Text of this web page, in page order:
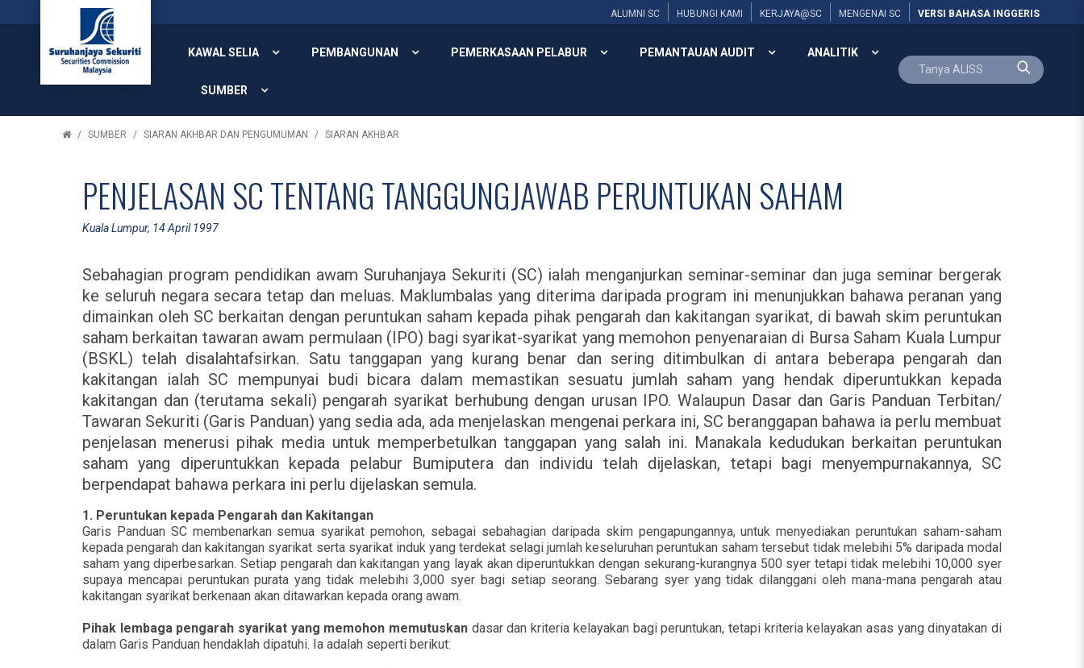
ALUMNI SC HUBUNGI KAMI KERJAYA@SC MENGENAI SC VERSI BAHASA INGGERIS
KAWAL SELIA PEMBANGUNAN PEMERKASAAN PELABUR PEMANTAUAN AUDIT ANALITIK
SUMBER
SUMBER SIARAN AKHBAR DAN PENGUMUMAN SIARAN AKHBAR
PENJELASAN SC TENTANG TANGGUNGJAWAB PERUNTUKAN SAHAM
Kuala Lumpur, 14 April 1997
Sebahagian program pendidikan awam Suruhanjaya Sekuriti (SC) ialah menganjurkan seminar-seminar dan juga seminar bergerak
ke seluruh negara secara tetap dan meluas. Maklumbalas yang diterima daripada program ini menunjukkan bahawa peranan yang
dimainkan oleh SC berkaitan dengan peruntukan saham kepada pihak pengarah dan kakitangan syarikat, di bawah skim peruntukan
saham berkaitan tawaran awam permulaan (IPO) bagi syarikat-syarikat yang memohon penyenaraian di Bursa Saham Kuala Lumpur
(BSKL) telah disalahtafsirkan. Satu tanggapan yang kurang benar dan sering ditimbulkan di antara beberapa pengarah dan
kakitangan ialah SC mempunyai budi bicara dalam memastikan sesuatu jumlah saham yang hendak diperuntukkan kepada
kakitangan dan (terutama sekali) pengarah syarikat berhubung dengan urusan IPO. Walaupun Dasar dan Garis Panduan Terbitan/
Tawaran Sekuriti (Garis Panduan) yang sedia ada, ada menjelaskan mengenai perkara ini, SC beranggapan bahawa ia perlu membuat
penjelasan menerusi pihak media untuk memperbetulkan tanggapan yang salah ini. Manakala kedudukan berkaitan peruntukan
saham yang diperuntukkan kepada pelabur Bumiputera dan individu telah dijelaskan, tetapi bagi menyempurnakannya, SC
berpendapat bahawa perkara ini perlu dijelaskan semula.
1. Peruntukan kepada Pengarah dan Kakitangan
Garis Panduan SC membenarkan semua syarikat pemohon, sebagai sebahagian daripada skim pengapungannya, untuk menyediakan peruntukan saham-saham
kepada pengarah dan kakitangan syarikat serta syarikat induk yang terdekat selagi jumlah keseluruhan peruntukan saham tersebut tidak melebihi 5% daripada modal
saham yang diperbesarkan. Setiap pengarah dan kakitangan yang layak akan diperuntukkan dengan sekurang-kurangnya 500 syer tetapi tidak melebihi 10,000 syer
supaya mencapai peruntukan purata yang tidak melebihi 3,000 syer bagi setiap seorang. Sebarang syer yang tidak dilanggani oleh mana-mana pengarah atau
kakitangan syarikat berkenaan akan ditawarkan kepada orang awam.
Pihak lembaga pengarah syarikat yang memohon memutuskan dasar dan kriteria kelayakan bagi peruntukan, tetapi kriteria kelayakan asas yang dinyatakan di
dalam Garis Panduan hendaklah dipatuhi. Ia adalah seperti berikut: